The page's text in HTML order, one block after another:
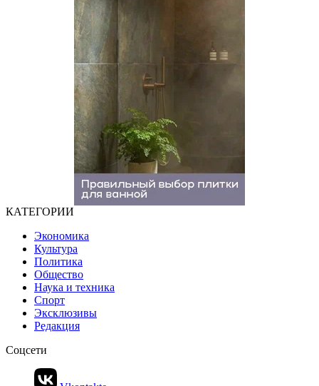
КАТЕГОРИИ
Экономика
Культура
Политика
Общество
Наука и техника
Спорт
Эксклюзивы
Редакция
Соцсети